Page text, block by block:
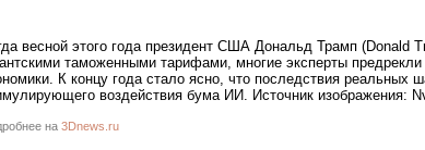
весной этого года президент США Дональд Трамп (Donald
таможенными тарифами, многие эксперты
К концу года стало ясно, что последствия
воздействия бума ИИ. Источник изображения:
на 3Dnews.ru